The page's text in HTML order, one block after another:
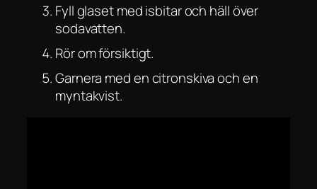
Fyll glaset med isbitar och häll över
sodavatten.
Rör om försiktigt.
Garnera med en citronskiva och en
myntakvist.